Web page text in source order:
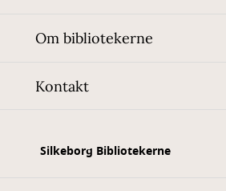
Om bibliotekerne
Kontakt
Silkeborg Bibliotekerne